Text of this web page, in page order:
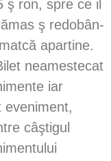
ş ron, spre ce il
ş redobân-
apartine.
neamestecat
iar
eveniment,
câştigul